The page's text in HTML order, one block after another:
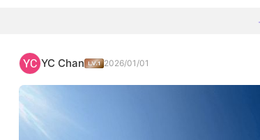
YC Chan 2026/01/01